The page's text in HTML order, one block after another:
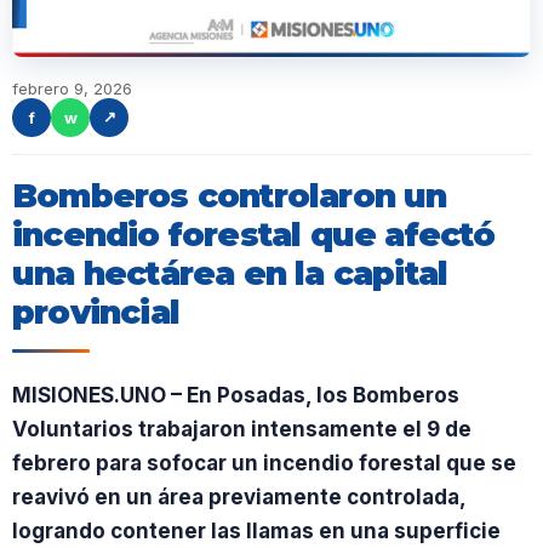
febrero 9, 2026
f
w ↗
Bomberos controlaron un
incendio forestal que afectó
una hectárea en la capital
provincial
MISIONES.UNO – En Posadas, los Bomberos
Voluntarios trabajaron intensamente el 9 de
febrero para sofocar un incendio forestal que se
reavivó en un área previamente controlada,
logrando contener las llamas en una superficie